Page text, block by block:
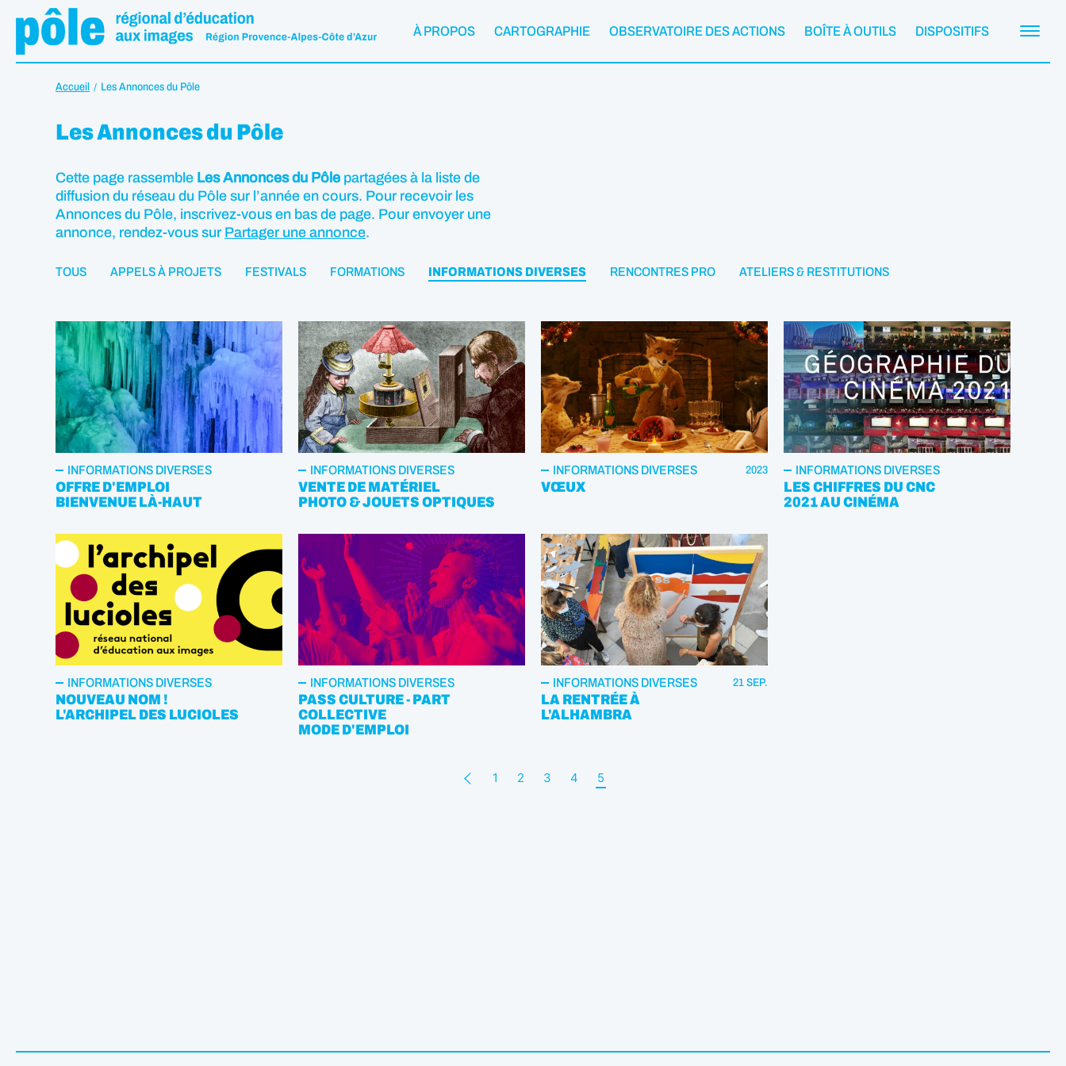
À PROPOS CARTOGRAPHIE OBSERVATOIRE DES ACTIONS BOÎTE À OUTILS DISPOSITIFS
Accueil Les Annonces du Pôle
Les Annonces du Pôle
Cette page rassemble Les Annonces du Pôle partagées à la liste de
diffusion du réseau du Pôle sur l’année en cours. Pour recevoir les
Annonces du Pôle, inscrivez-vous en bas de page. Pour envoyer une
annonce, rendez-vous sur Partager une annonce.
TOUS APPELS À PROJETS FESTIVALS FORMATIONS INFORMATIONS DIVERSES RENCONTRES PRO ATELIERS & RESTITUTIONS
INFORMATIONS DIVERSES
OFFRE D'EMPLOI
BIENVENUE LÀ-HAUT
INFORMATIONS DIVERSES
VENTE DE MATÉRIEL
PHOTO & JOUETS OPTIQUES
INFORMATIONS DIVERSES
VŒUX
2023 INFORMATIONS DIVERSES
LES CHIFFRES DU CNC
2021 AU CINÉMA
INFORMATIONS DIVERSES
NOUVEAU NOM !
L'ARCHIPEL DES LUCIOLES
INFORMATIONS DIVERSES
PASS CULTURE - PART
COLLECTIVE
MODE D'EMPLOI
INFORMATIONS DIVERSES
LA RENTRÉE À
L'ALHAMBRA
21 SEP.
1 2 3 4 5